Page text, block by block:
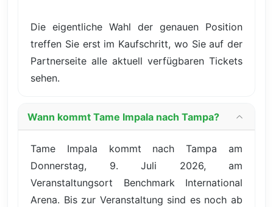
Die eigentliche Wahl der genauen Position
treffen Sie erst im Kaufschritt, wo Sie auf der
Partnerseite alle aktuell verfügbaren Tickets
sehen.
Wann kommt Tame Impala nach Tampa?
Tame Impala kommt nach Tampa am
Donnerstag, 9. Juli 2026, am
Veranstaltungsort Benchmark International
Arena. Bis zur Veranstaltung sind es noch ab